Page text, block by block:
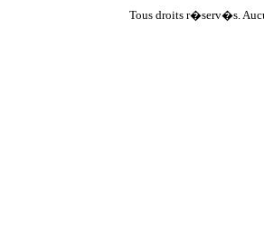
Tous droits r�serv�s.